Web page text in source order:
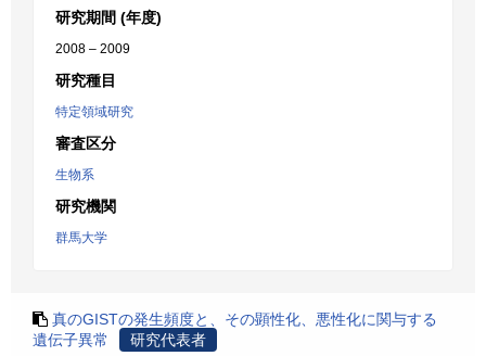
研究期間 (年度)
2008 – 2009
研究種目
特定領域研究
審査区分
生物系
研究機関
群馬大学
真のGISTの発生頻度と、その顕性化、悪性化に関与する
遺伝子異常
研究代表者